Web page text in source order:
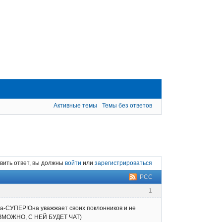
Активные темы Темы без ответов
ответ, вы должны войти или зарегистрироваться
РСС
1
СУПЕР!Она уважжает своих поклонников и не
С НЕЙ БУДЕТ ЧАТ)